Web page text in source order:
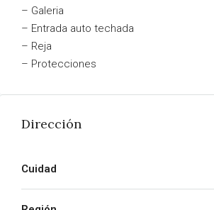
– Galeria
– Entrada auto techada
– Reja
– Protecciones
Dirección
Cuidad